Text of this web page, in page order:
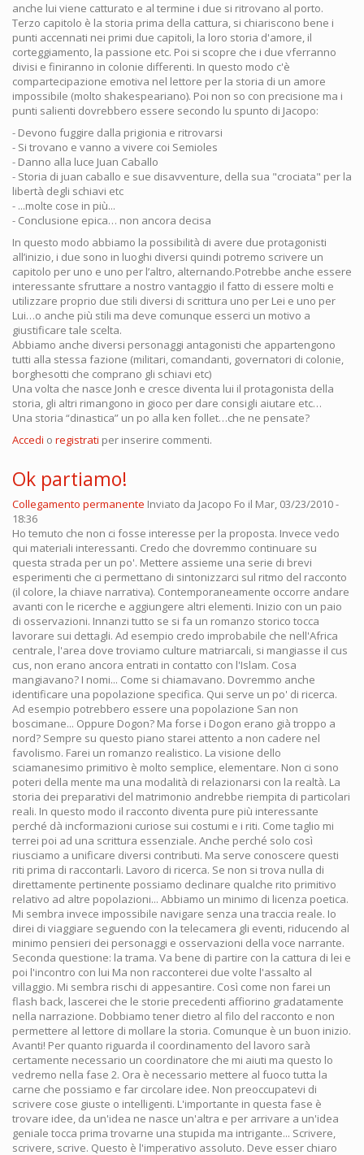
anche lui viene catturato e al termine i due si ritrovano al porto.
Terzo capitolo è la storia prima della cattura, si chiariscono bene i
punti accennati nei primi due capitoli, la loro storia d'amore, il
corteggiamento, la passione etc. Poi si scopre che i due vferranno
divisi e finiranno in colonie differenti. In questo modo c'è
compartecipazione emotiva nel lettore per la storia di un amore
impossibile (molto shakespeariano). Poi non so con precisione ma i
punti salienti dovrebbero essere secondo lu spunto di Jacopo:
- Devono fuggire dalla prigionia e ritrovarsi
- Si trovano e vanno a vivere coi Semioles
- Danno alla luce Juan Caballo
- Storia di juan caballo e sue disavventure, della sua "crociata" per la
libertà degli schiavi etc
- ...molte cose in più...
- Conclusione epica… non ancora decisa
In questo modo abbiamo la possibilità di avere due protagonisti
all’inizio, i due sono in luoghi diversi quindi potremo scrivere un
capitolo per uno e uno per l’altro, alternando.Potrebbe anche essere
interessante sfruttare a nostro vantaggio il fatto di essere molti e
utilizzare proprio due stili diversi di scrittura uno per Lei e uno per
Lui…o anche più stili ma deve comunque esserci un motivo a
giustificare tale scelta.
Abbiamo anche diversi personaggi antagonisti che appartengono
tutti alla stessa fazione (militari, comandanti, governatori di colonie,
borghesotti che comprano gli schiavi etc)
Una volta che nasce Jonh e cresce diventa lui il protagonista della
storia, gli altri rimangono in gioco per dare consigli aiutare etc…
Una storia “dinastica” un po alla ken follet…che ne pensate?
Accedi o registrati per inserire commenti.
Ok partiamo!
Collegamento permanente Inviato da Jacopo Fo il Mar, 03/23/2010 -
18:36
Ho temuto che non ci fosse interesse per la proposta. Invece vedo
qui materiali interessanti. Credo che dovremmo continuare su
questa strada per un po'. Mettere assieme una serie di brevi
esperimenti che ci permettano di sintonizzarci sul ritmo del racconto
(il colore, la chiave narrativa). Contemporaneamente occorre andare
avanti con le ricerche e aggiungere altri elementi. Inizio con un paio
di osservazioni. Innanzi tutto se si fa un romanzo storico tocca
lavorare sui dettagli. Ad esempio credo improbabile che nell'Africa
centrale, l'area dove troviamo culture matriarcali, si mangiasse il cus
cus, non erano ancora entrati in contatto con l'Islam. Cosa
mangiavano? I nomi... Come si chiamavano. Dovremmo anche
identificare una popolazione specifica. Qui serve un po' di ricerca.
Ad esempio potrebbero essere una popolazione San non
boscimane... Oppure Dogon? Ma forse i Dogon erano già troppo a
nord? Sempre su questo piano starei attento a non cadere nel
favolismo. Farei un romanzo realistico. La visione dello
sciamanesimo primitivo è molto semplice, elementare. Non ci sono
poteri della mente ma una modalità di relazionarsi con la realtà. La
storia dei preparativi del matrimonio andrebbe riempita di particolari
reali. In questo modo il racconto diventa pure più interessante
perché dà incformazioni curiose sui costumi e i riti. Come taglio mi
terrei poi ad una scrittura essenziale. Anche perché solo così
riusciamo a unificare diversi contributi. Ma serve conoscere questi
riti prima di raccontarli. Lavoro di ricerca. Se non si trova nulla di
direttamente pertinente possiamo declinare qualche rito primitivo
relativo ad altre popolazioni... Abbiamo un minimo di licenza poetica.
Mi sembra invece impossibile navigare senza una traccia reale. Io
direi di viaggiare seguendo con la telecamera gli eventi, riducendo al
minimo pensieri dei personaggi e osservazioni della voce narrante.
Seconda questione: la trama. Va bene di partire con la cattura di lei e
poi l'incontro con lui Ma non racconterei due volte l'assalto al
villaggio. Mi sembra rischi di appesantire. Così come non farei un
flash back, lascerei che le storie precedenti affiorino gradatamente
nella narrazione. Dobbiamo tener dietro al filo del racconto e non
permettere al lettore di mollare la storia. Comunque è un buon inizio.
Avanti! Per quanto riguarda il coordinamento del lavoro sarà
certamente necessario un coordinatore che mi aiuti ma questo lo
vedremo nella fase 2. Ora è necessario mettere al fuoco tutta la
carne che possiamo e far circolare idee. Non preoccupatevi di
scrivere cose giuste o intelligenti. L'importante in questa fase è
trovare idee, da un'idea ne nasce un'altra e per arrivare a un'idea
geniale tocca prima trovarne una stupida ma intrigante... Scrivere,
scrivere, scrive. Questo è l'imperativo assoluto. Deve esser chiaro